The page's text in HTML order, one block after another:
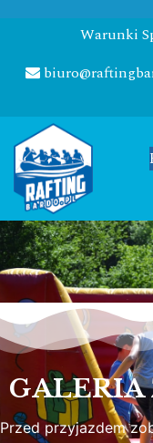
Warunki
GALERIA
Przed przyjazdem